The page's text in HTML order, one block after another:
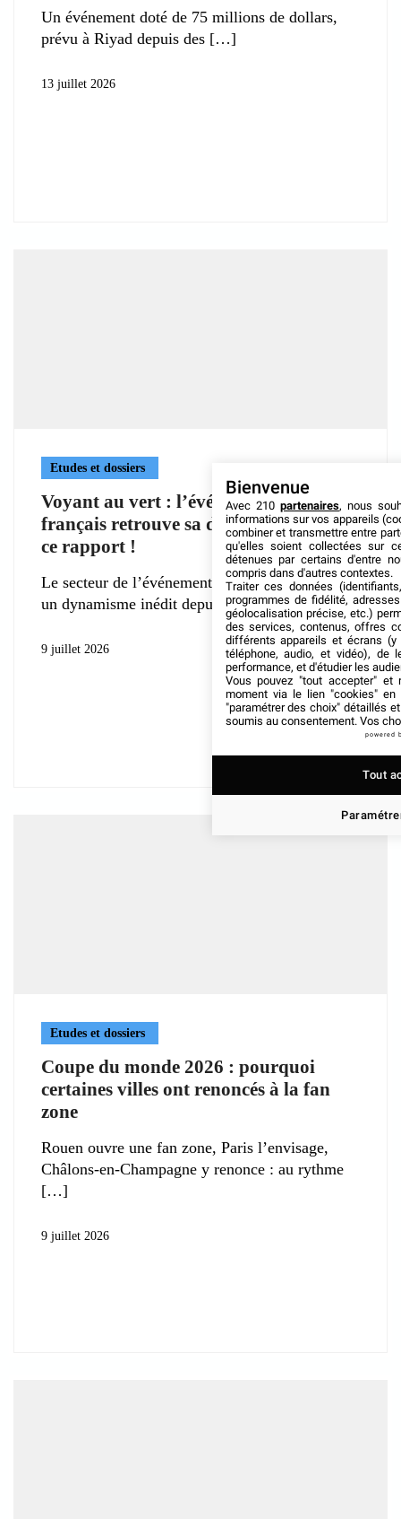
Un événement doté de 75 millions de dollars,
prévu à Riyad depuis des
13 juillet 2026
Etudes et dossiers
Voyant au vert : l’événementiel
français retrouve sa dynamique selon
ce rapport !
Le secteur de l’événementiel en France affiche
un dynamisme inédit depuis plusieurs mois,
9 juillet 2026
Etudes et dossiers
Coupe du monde 2026 : pourquoi
certaines villes ont renoncés à la fan
zone
Rouen ouvre une fan zone, Paris l’envisage,
Châlons-en-Champagne y renonce : au rythme
9 juillet 2026
Bienvenue
Avec 210 partenaires, nous
informations sur vos appareils
combiner et transmettre entre
qu'elles soient collectées sur
détenues par certains d'entre
compris dans d'autres contextes.
Traiter ces données
programmes de fidélité,
géolocalisation précise, etc.)
des services, contenus, offres
différents appareils et écrans (y
téléphone, audio, et vidéo), de
performance, et d'étudier les
Vous pouvez "tout accepter" et
moment via le lien "cookies" en
"paramétrer des choix" détaillés
soumis au consentement. Vos
powered
Tout